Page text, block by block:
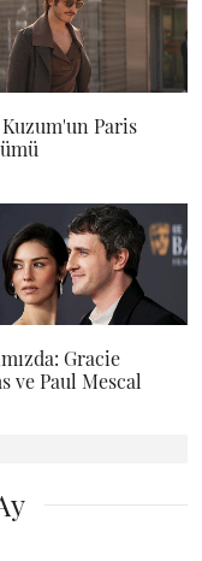
Paris
Gracie
ve Paul Mescal